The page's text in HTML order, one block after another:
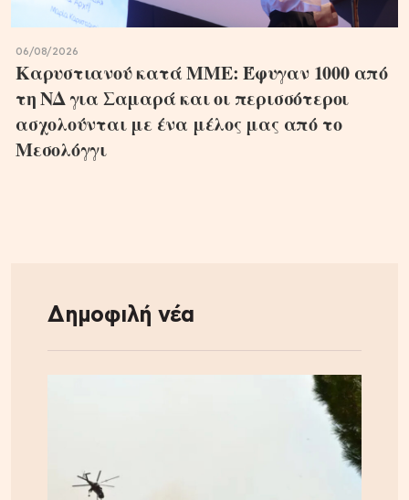
06/08/2026
Καρυστιανού κατά ΜΜΕ: Έφυγαν 1000 από
τη ΝΔ για Σαμαρά και οι περισσότεροι
ασχολούνται με ένα μέλος μας από το
Μεσολόγγι
Δημοφιλή νέα